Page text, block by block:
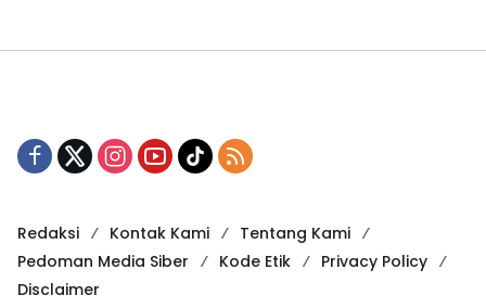
Redaksi Kontak Kami
Tentang Kami
Pedoman Media Siber
Kode Etik
Privacy Policy
Disclaimer